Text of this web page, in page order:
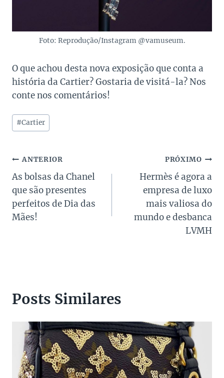
Foto: Reprodução/Instagram @vamuseum.
O que achou desta nova exposição que conta a
história da Cartier? Gostaria de visitá-la? Nos
conte nos comentários!
Tags
do
#Cartier
Navegação
de
Post
ANTERIOR
As bolsas da Chanel
que são presentes
perfeitos de Dia das
Mães!
PRÓXIMO
Hermès é agora a
empresa de luxo
mais valiosa do
mundo e desbanca
LVMH
Posts Similares